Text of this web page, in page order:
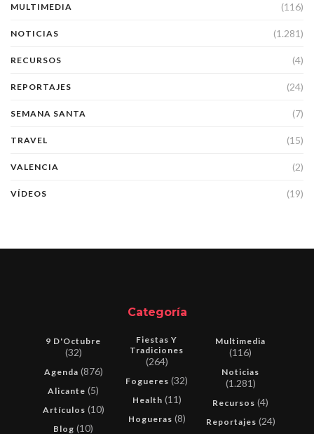
MULTIMEDIA (116)
NOTICIAS (1.281)
RECURSOS (4)
REPORTAJES (24)
SEMANA SANTA (7)
TRAVEL (15)
VALENCIA (2)
VÍDEOS (19)
Categoría
9 D'Octubre
(32)
Agenda (876)
Alicante (5)
Artículos (10)
Blog (10)
Fiestas Y
Tradiciones
(264)
Fogueres (32)
Health (11)
Hogueras (8)
Multimedia
(116)
Noticias
(1.281)
Recursos (4)
Reportajes (24)